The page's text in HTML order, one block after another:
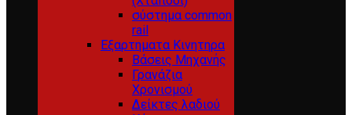
σύστημα common
rail
Εξαρτηματα Κινητηρα
Βάσεις Μηχανής
Γρανάζια
Χρονισμού
Δείκτες λαδιού